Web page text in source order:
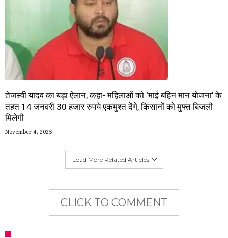
तेजस्वी यादव का बड़ा ऐलान, कहा- महिलाओं को ‘माई बहिन मान योजना’ के
तहत 14 जनवरी 30 हजार रुपये एकमुश्त देंगे, किसानों को मुफ्त बिजली
मिलेगी
November 4, 2025
Load More Related Articles
CLICK TO COMMENT